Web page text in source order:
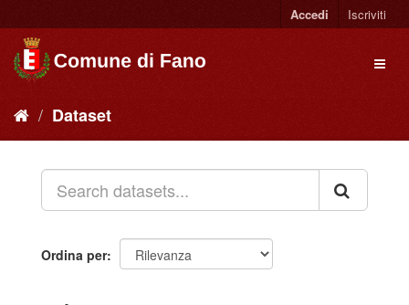
Accedi Iscriviti
Dataset
Ordina per